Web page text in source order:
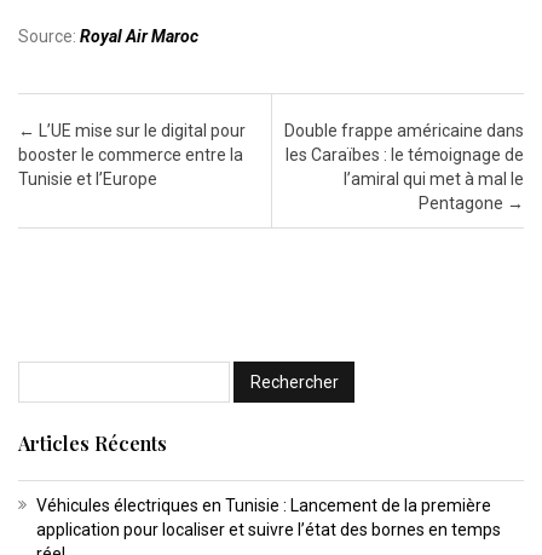
Source: Royal Air Maroc
Post navigation
← L’UE mise sur le digital pour
booster le commerce entre la
Tunisie et l’Europe
Double frappe américaine dans
les Caraïbes : le témoignage de
l’amiral qui met à mal le
Pentagone →
Articles Récents
Véhicules électriques en Tunisie : Lancement de la première
application pour localiser et suivre l’état des bornes en temps